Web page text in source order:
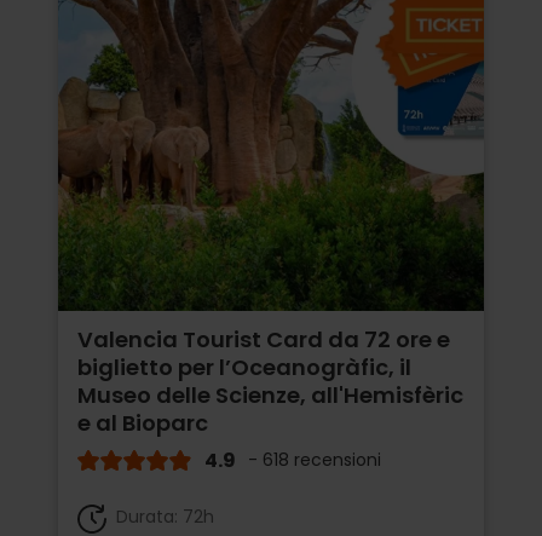
Valencia Tourist Card da 72 ore e
biglietto per l’Oceanogràfic, il
Museo delle Scienze, all'Hemisfèric
e al Bioparc
4.9 - 618 recensioni
Durata: 72h